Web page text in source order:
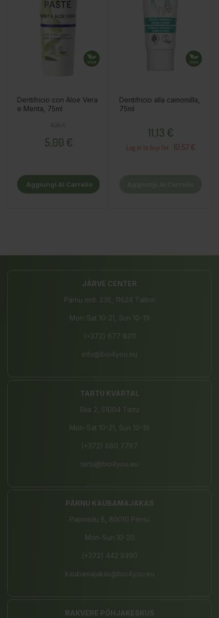
Dentifricio con Aloe Vera
e Menta, 75ml
5,00 €
Aggiungi Al Carrello
Dentifricio alla camomilla,
75ml
11,13 €
Log in to buy for : 10.57 €
JÄRVE CENTER
Pärnu mnt. 238, 11624 Tallinn
Mon-Sat 10-21, Sun 10-19
(+372) 677 8211
info@bio4you.eu
TARTU KVARTAL
Riia 2, 51004 Tartu
Mon-Sat 10-21, Sun 10-19
(+372) 680 7787
tartu@bio4you.eu
PÄRNU KAUBAMAJAKAS
Papiniidu 8, 80010 Pärnu
Mon-Sun 10-20
(+372) 442 9390
kaubamajakas@bio4you.eu
RAKVERE PÕHJAKESKUS